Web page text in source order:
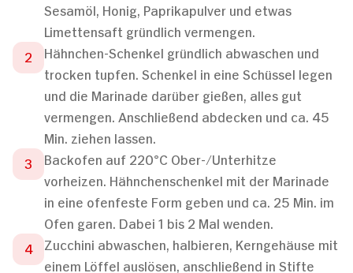
Sesamöl, Honig, Paprikapulver und etwas
Limettensaft gründlich vermengen.
Hähnchen-Schenkel gründlich abwaschen und
trocken tupfen. Schenkel in eine Schüssel legen
und die Marinade darüber gießen, alles gut
vermengen. Anschließend abdecken und ca. 45
Min. ziehen lassen.
Backofen auf 220°C Ober-/Unterhitze
vorheizen. Hähnchenschenkel mit der Marinade
in eine ofenfeste Form geben und ca. 25 Min. im
Ofen garen. Dabei 1 bis 2 Mal wenden.
Zucchini abwaschen, halbieren, Kerngehäuse mit
einem Löffel auslösen, anschließend in Stifte